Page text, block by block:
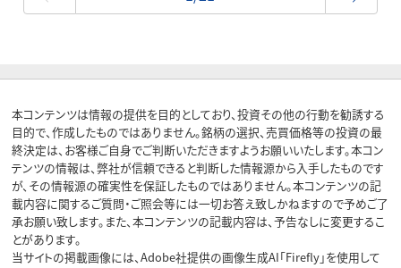
本コンテンツは情報の提供を目的としており、投資その他の行動を勧誘する
目的で、作成したものではありません。銘柄の選択、売買価格等の投資の最
終決定は、お客様ご自身でご判断いただきますようお願いいたします。本コン
テンツの情報は、弊社が信頼できると判断した情報源から入手したものです
が、その情報源の確実性を保証したものではありません。本コンテンツの記
載内容に関するご質問・ご照会等には一切お答え致しかねますので予めご了
承お願い致します。また、本コンテンツの記載内容は、予告なしに変更するこ
とがあります。
当サイトの掲載画像には、Adobe社提供の画像生成AI「Firefly」を使用して